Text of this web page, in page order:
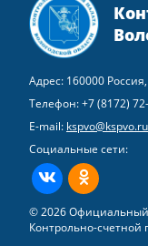
Адрес: 160000
Телефон:+7 (8172)
E-mail: kspvo@kspvo.ru
Социальные сети:
ВКонтакте
© 2026
Контрольно-счетной